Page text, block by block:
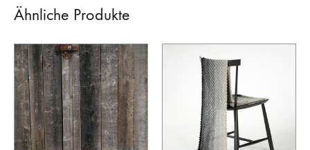
Ähnliche Produkte